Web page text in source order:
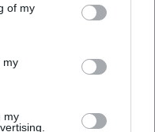
of my
my
my
Busters
Präzision, ohne
betonen die
schafft
stärkt die Bereitschaft,
– gerade bei